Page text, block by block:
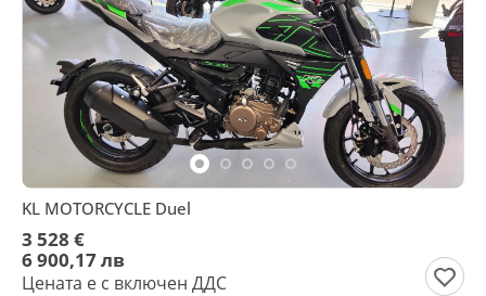
KL MOTORCYCLE Duel
3 528 €
6 900,17 лв
Цената е с включен ДДС